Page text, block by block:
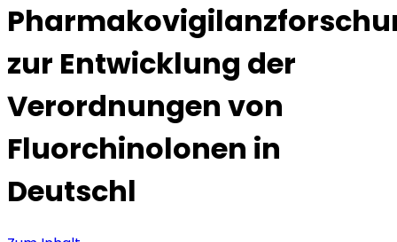
zur Entwicklung der
Verordnungen von
Fluorchinolonen in
Deutschl